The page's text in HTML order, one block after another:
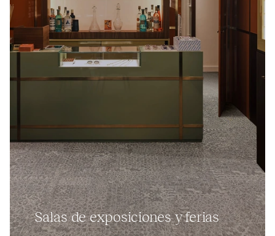
Salas de exposiciones y ferias